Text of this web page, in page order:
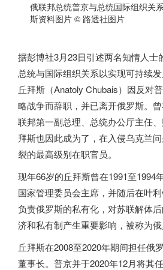
俄联邦总统普京与总统国际组织关
斯资料图片 © 路透社图片
据彭博社3月23日引述两名知情人士
总统与国际组织关系以实现可持续
丘拜斯（Anatoly Chubais）因反对
略战争而辞职，并已离开俄罗斯。
联邦第一副总理、总统办公厅主任
拜斯也因此成为了，在入侵乌克兰
裂的最高级别在职官员。
现年66岁的丘拜斯曾在1991至1994
国家管理委员会主席，并随后在叶
负责俄罗斯的私有化，对苏联解体后
济和私有制产生重要影响，被称为
丘拜斯在2008至2020年期间担任俄
董事长。普京并于2020年12月将其